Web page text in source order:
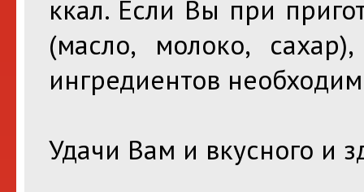
ккал. Если Вы при
(масло, молоко,
ингредиентов
Удачи Вам и вкусного и